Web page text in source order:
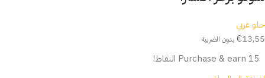
حلو غربي
€13,55 بدون الضريبة
Purchase & earn 15 النقاط!